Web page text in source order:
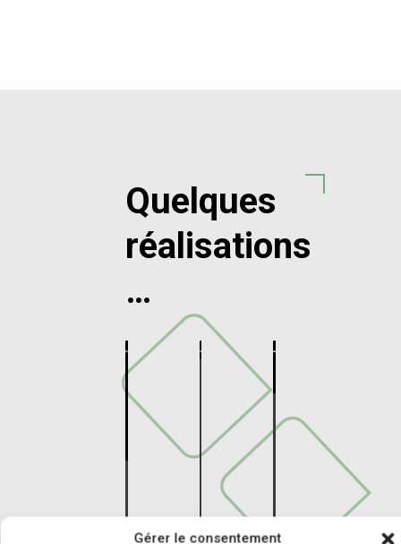
Gérer le consentement
Quelques
réalisations
…
& Alizea
Festone
Pyrénées-
Orientales
Catalina
Pyrénées-
Orientales
Banyuls-